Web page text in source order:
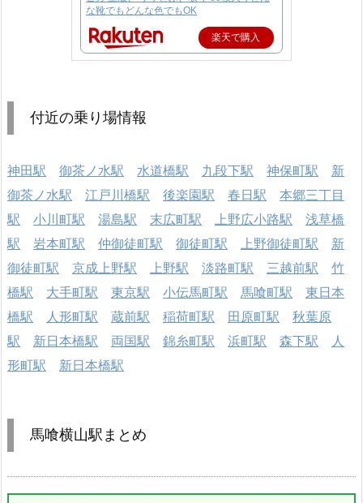
な靴でもどんな色でもOK
楽天で購入
付近の乗り場情報
神田駅 御茶ノ水駅 水道橋駅 九段下駅 神保町駅
新
御茶ノ水駅
江戸川橋駅 後楽園駅 春日駅
本郷三丁目
駅
小川町駅 湯島駅 末広町駅 上野広小路駅
浅草橋
駅
岩本町駅 仲御徒町駅 御徒町駅 上野御徒町駅
新
御徒町駅
京成上野駅 上野駅 淡路町駅 三越前駅
竹
橋駅
大手町駅 東京駅 小伝馬町駅 馬喰町駅
東日本
橋駅
人形町駅 蔵前駅 稲荷町駅 田原町駅
秋葉原
駅
新日本橋駅 両国駅 錦糸町駅 浜町駅 森下駅
人
形町駅
新日本橋駅
馬喰横山駅まとめ